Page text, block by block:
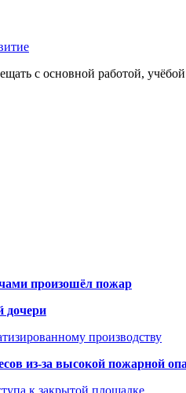
с основной работой,
произошёл пожар
дочери
производству
из-за высокой пожарной
к закрытой площадке